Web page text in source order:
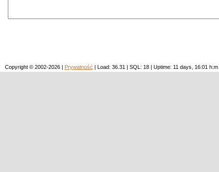
Copyright © 2002-2026 | Prywatność | Load: 36.31 | SQL: 18 | Uptime: 11 days, 16:01